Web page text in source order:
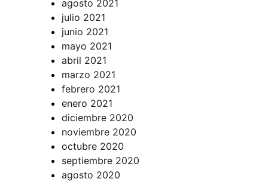
agosto 2021
julio 2021
junio 2021
mayo 2021
abril 2021
marzo 2021
febrero 2021
enero 2021
diciembre 2020
noviembre 2020
octubre 2020
septiembre 2020
agosto 2020